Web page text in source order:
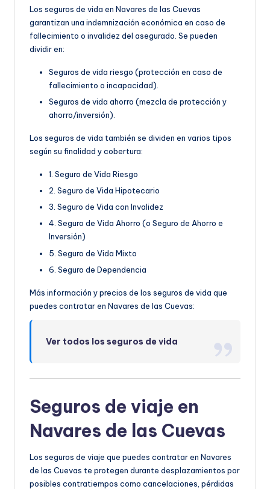
Los seguros de vida en Navares de las Cuevas
garantizan una indemnización económica en caso de
fallecimiento o invalidez del asegurado. Se pueden
dividir en:
Seguros de vida riesgo (protección en caso de
fallecimiento o incapacidad).
Seguros de vida ahorro (mezcla de protección y
ahorro/inversión).
Los seguros de vida también se dividen en varios tipos
según su finalidad y cobertura:
1. Seguro de Vida Riesgo
2. Seguro de Vida Hipotecario
3. Seguro de Vida con Invalidez
4. Seguro de Vida Ahorro (o Seguro de Ahorro e
Inversión)
5. Seguro de Vida Mixto
6. Seguro de Dependencia
Más información y precios de los seguros de vida que
puedes contratar en Navares de las Cuevas:
Ver todos los seguros de vida
Seguros de viaje en
Navares de las Cuevas
Los seguros de viaje que puedes contratar en Navares
de las Cuevas te protegen durante desplazamientos por
posibles contratiempos como cancelaciones, pérdidas